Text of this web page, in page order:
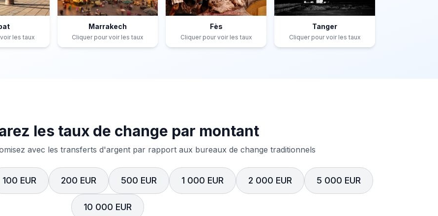
les taux
Marrakech
Cliquer pour voir les taux
Fès
Cliquer pour voir les taux
Tanger
Cliquer pour voir les taux
les taux de change par montant
avec les transferts d'argent par rapport aux bureaux de change traditionnels
100 EUR 200 EUR 500 EUR 1 000 EUR 2 000 EUR 5 000 EUR
10 000 EUR